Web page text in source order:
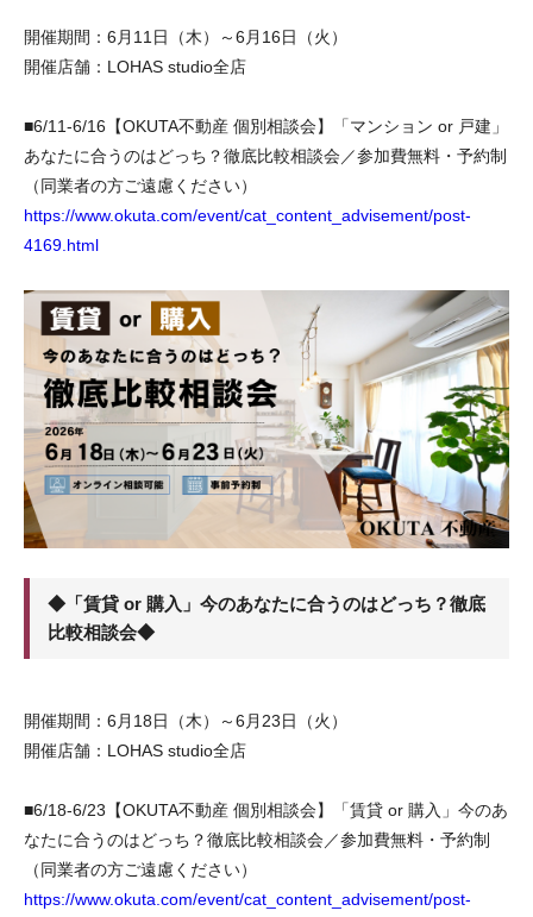
開催期間：6月11日（木）～6月16日（火）
開催店舗：LOHAS studio全店
■6/11-6/16【OKUTA不動産 個別相談会】「マンション or 戸建」
あなたに合うのはどっち？徹底比較相談会／参加費無料・予約制
（同業者の方ご遠慮ください）
https://www.okuta.com/event/cat_content_advisement/post-
4169.html
◆「賃貸 or 購入」今のあなたに合うのはどっち？徹底
比較相談会◆
開催期間：6月18日（木）～6月23日（火）
開催店舗：LOHAS studio全店
■6/18-6/23【OKUTA不動産 個別相談会】「賃貸 or 購入」今のあ
なたに合うのはどっち？徹底比較相談会／参加費無料・予約制
（同業者の方ご遠慮ください）
https://www.okuta.com/event/cat_content_advisement/post-